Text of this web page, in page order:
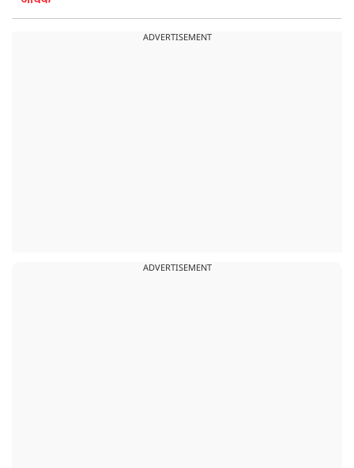
ADVERTISEMENT
ADVERTISEMENT